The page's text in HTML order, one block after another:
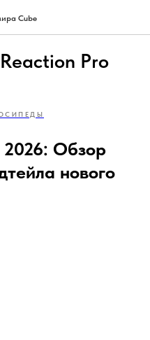
Cube
Pro
2026: Обзор
нового